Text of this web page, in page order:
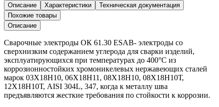
Описание Характеристики
Техническая документация
Похожие товары
Описание
Сварочные электроды ОК 61.30 ESAB- электроды со
сверхнизким содержанием углерода для сварки изделий,
эксплуатирующихся при температурах до 400°С из
коррозионностойких хромоникелевых нержавеющих сталей
марок 03Х18Н10, 06Х18Н11, 08Х18Н10, 08Х18Н10Т,
12Х18Н10Т, AISI 304L, 347, когда к металлу шва
предъявляются жесткие требования по стойкости к коррозии.